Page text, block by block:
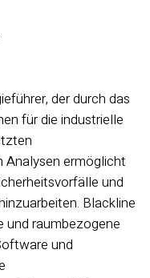
der durch das
für die industrielle
Analysen ermöglicht
und
Blackline
und raumbezogene
und